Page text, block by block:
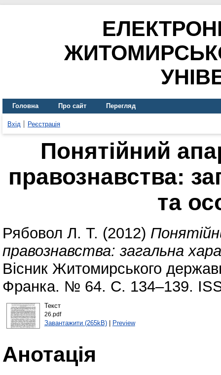
Головна Про сайт Перегляд
Вхід Реєстрація
Понятійний
правознавства:
та
Рябовол Л. Т. (2012)
правознавства: загальна
Вісник Житомирського
Франка. № 64. С. 134–139.
Текст
26.pdf
Завантажити (265kB)| Preview
Анотація